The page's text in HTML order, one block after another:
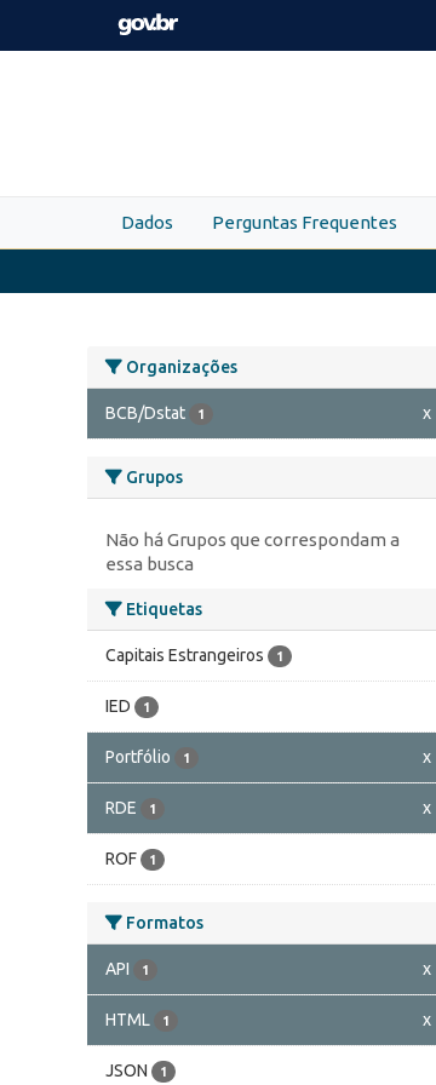
Skip to main content
Dados Perguntas Frequentes
Organizações
BCB/Dstat 1 x
Grupos
Não há Grupos que correspondam a
essa busca
Etiquetas
Capitais Estrangeiros 1
IED 1
Portfólio 1 x
RDE 1 x
ROF 1
Formatos
API 1 x
HTML 1 x
JSON 1